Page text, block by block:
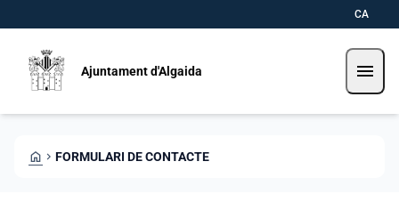
CA
Ajuntament d'Algaida menu
HOME CHEVRON_RIGHT FORMULARI DE CONTACTE